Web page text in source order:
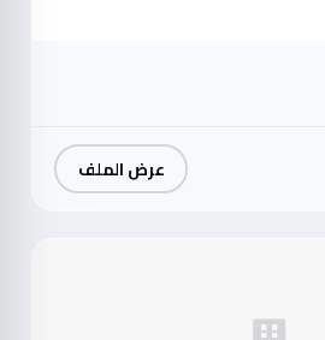
عرض الملف